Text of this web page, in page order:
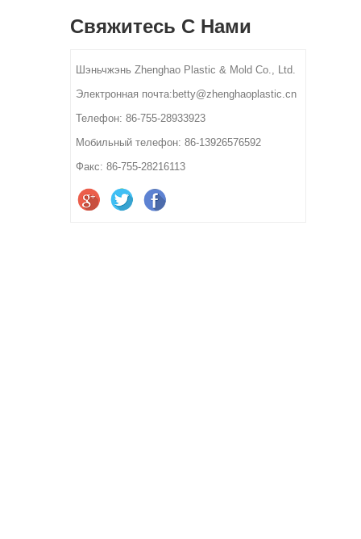
Свяжитесь С Нами
Шэньчжэнь Zhenghao Plastic & Mold Co., Ltd.
Электронная почта:betty@zhenghaoplastic.cn
Телефон: 86-755-28933923
Мобильный телефон: 86-13926576592
Факс: 86-755-28216113